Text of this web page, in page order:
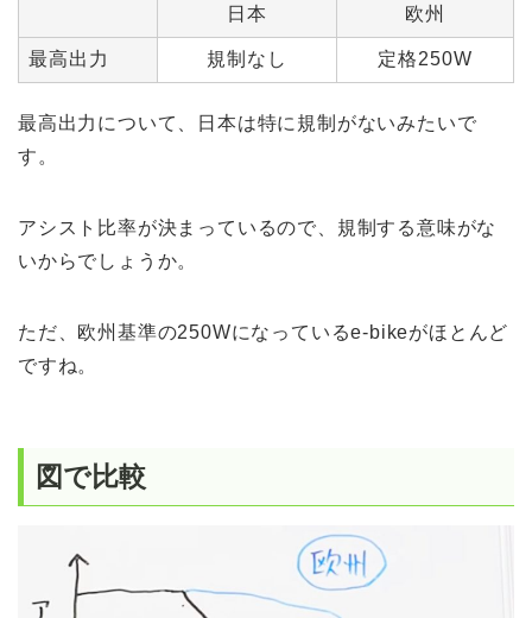
日本 欧州
最高出力 規制なし 定格250W
最高出力について、日本は特に規制がないみたいで
す。
アシスト比率が決まっているので、規制する意味がな
いからでしょうか。
ただ、欧州基準の250Wになっているe-bikeがほとんど
ですね。
図で比較